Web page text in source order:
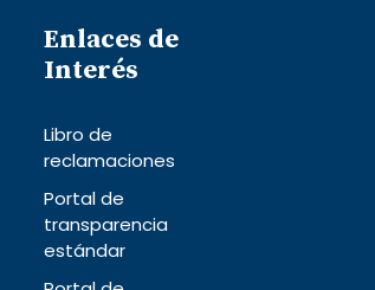
Enlaces de
Interés
Libro de
reclamaciones
Portal de
transparencia
estándar